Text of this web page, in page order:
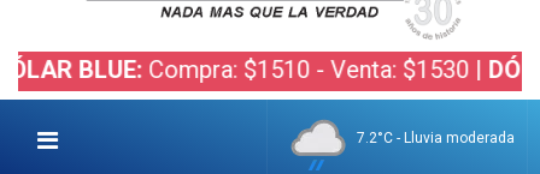
Compra: $1510 - Venta: $1530 |DÓLAR
7.2°C - Lluvia moderada